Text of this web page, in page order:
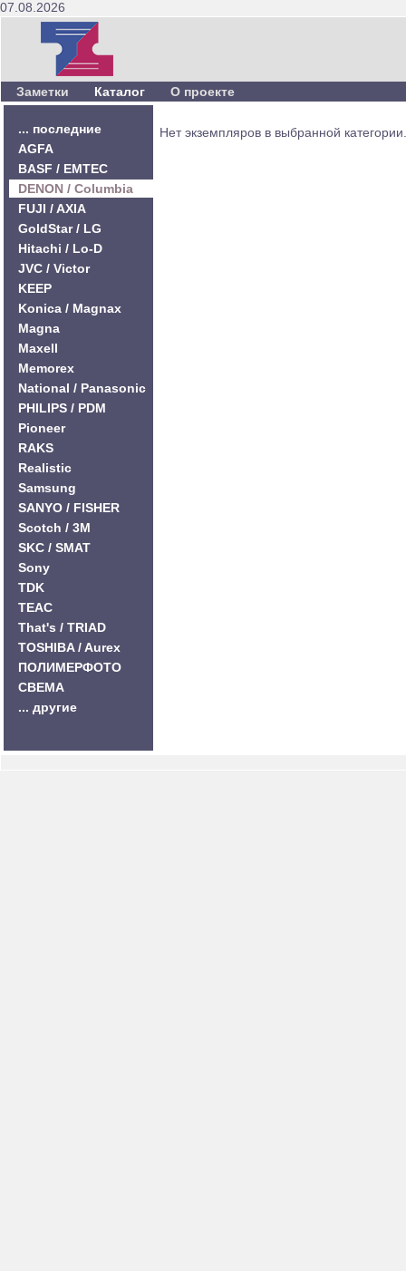
07.08.2026
Заметки Каталог О проекте
... последние
AGFA
BASF / EMTEC
DENON / Columbia
FUJI / AXIA
GoldStar / LG
Hitachi / Lo-D
JVC / Victor
KEEP
Konica / Magnax
Magna
Maxell
Memorex
National / Panasonic
PHILIPS / PDM
Pioneer
RAKS
Realistic
Samsung
SANYO / FISHER
Scotch / 3M
SKC / SMAT
Sony
TDK
TEAC
That's / TRIAD
TOSHIBA / Aurex
ПОЛИМЕРФОТО
СВЕМА
... другие
Нет экземпляров в выбранной категории.